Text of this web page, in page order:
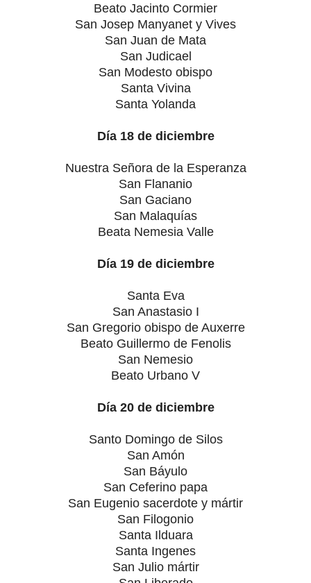
Beato Jacinto Cormier
San Josep Manyanet y Vives
San Juan de Mata
San Judicael
San Modesto obispo
Santa Vivina
Santa Yolanda
Día 18 de diciembre
Nuestra Señora de la Esperanza
San Flananio
San Gaciano
San Malaquías
Beata Nemesia Valle
Día 19 de diciembre
Santa Eva
San Anastasio I
San Gregorio obispo de Auxerre
Beato Guillermo de Fenolis
San Nemesio
Beato Urbano V
Día 20 de diciembre
Santo Domingo de Silos
San Amón
San Báyulo
San Ceferino papa
San Eugenio sacerdote y mártir
San Filogonio
Santa Ilduara
Santa Ingenes
San Julio mártir